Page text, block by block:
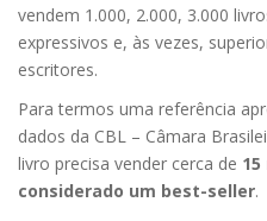
vendem 1.000, 2.000, 3.000
expressivos e, às vezes,
escritores.
Para termos uma referência
dados da CBL – Câmara
livro precisa vender cerca de
considerado um best-seller.